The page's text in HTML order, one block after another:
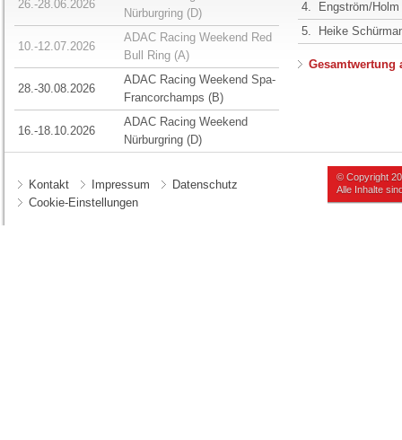
26.-28.06.2026
Nürburgring (D)
10.-12.07.2026
ADAC Racing Weekend Red
Bull Ring (A)
28.-30.08.2026
ADAC Racing Weekend Spa-
Francorchamps (B)
16.-18.10.2026
ADAC Racing Weekend
Nürburgring (D)
4.
Engström/Holm
5.
Heike
Gesamtwertung
Kontakt Impressum
Datenschutz
Cookie-Einstellungen
© Copyright
Alle Inhalte